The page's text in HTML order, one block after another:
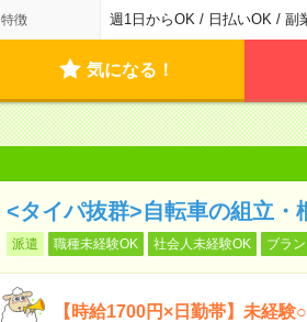
特徴 週1日からOK / 日払いOK / 副
気になる！
<タイパ抜群>自転車の組立・
派遣 職種未経験OK 社会人未経験OK ブラ
【時給1700円×日勤帯】未経験